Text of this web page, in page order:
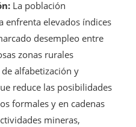
La población
enfrenta elevados índices
desempleo entre
zonas rurales
alfabetización y
reduce las posibilidades
formales y en cadenas
mineras,